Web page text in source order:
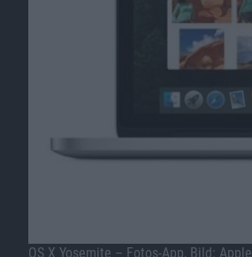
OS X Yosemite – Fotos-App, Bild: Apple